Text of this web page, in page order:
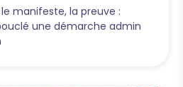
manifeste, la preuve :
une démarche admin